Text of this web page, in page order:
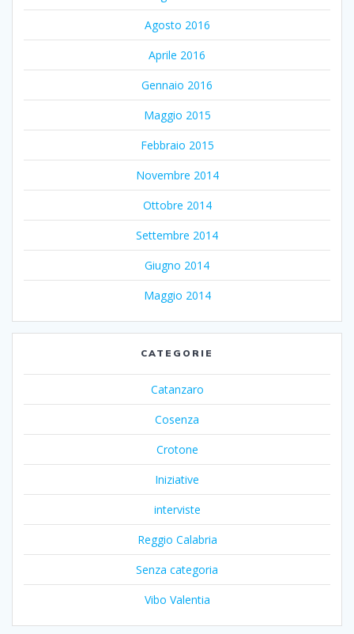
Agosto 2016
Aprile 2016
Gennaio 2016
Maggio 2015
Febbraio 2015
Novembre 2014
Ottobre 2014
Settembre 2014
Giugno 2014
Maggio 2014
CATEGORIE
Catanzaro
Cosenza
Crotone
Iniziative
interviste
Reggio Calabria
Senza categoria
Vibo Valentia